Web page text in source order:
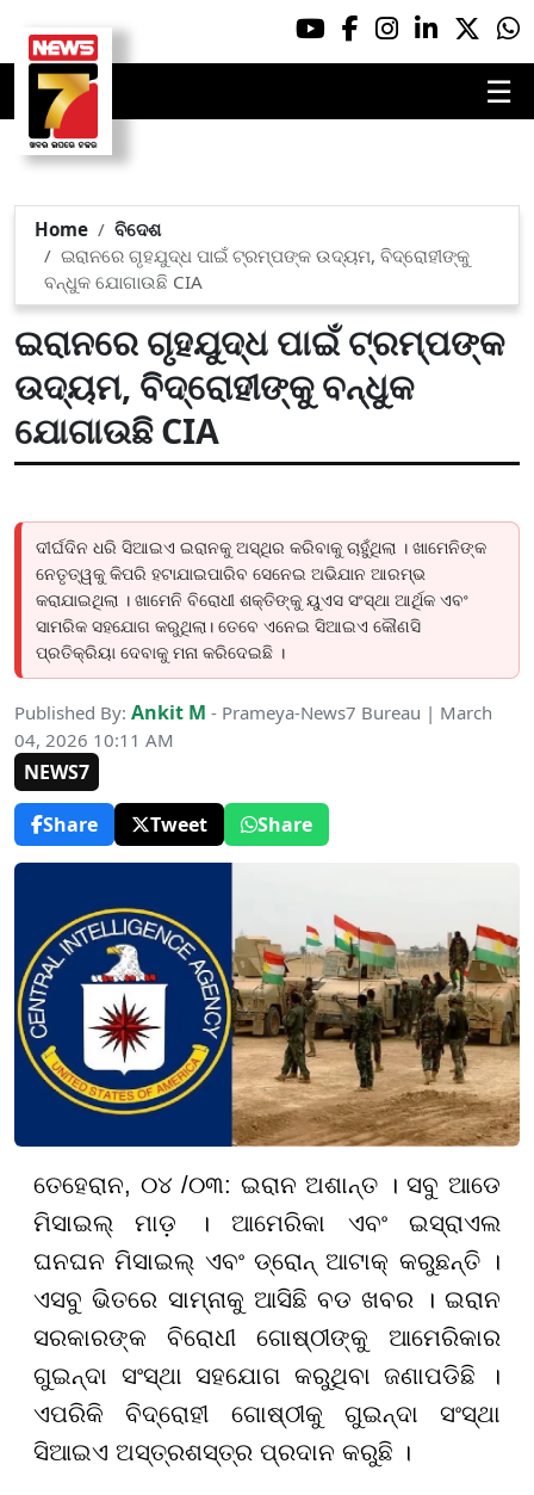
☰
Home
ବିଦେଶ
ଇରାନରେ ଗୃହଯୁଦ୍ଧ ପାଇଁ ଟ୍ରମ୍ପଙ୍କ ଉଦ୍ୟମ, ବିଦ୍ରୋହୀଙ୍କୁ
ବନ୍ଧୁକ ଯୋଗାଉଛି CIA
ଇରାନରେ ଗୃହଯୁଦ୍ଧ ପାଇଁ ଟ୍ରମ୍ପଙ୍କ
ଉଦ୍ୟମ, ବିଦ୍ରୋହୀଙ୍କୁ ବନ୍ଧୁକ
ଯୋଗାଉଛି CIA
ଦୀର୍ଘଦିନ ଧରି ସିଆଇଏ ଇରାନକୁ ଅସ୍ଥିର କରିବାକୁ ଚାହୁଁଥିଲା । ଖାମେନିଙ୍କ
ନେତୃତ୍ୱକୁ କିପରି ହଟାଯାଇପାରିବ ସେନେଇ ଅଭିଯାନ ଆରମ୍ଭ
କରାଯାଇଥିଲା । ଖାମେନି ବିରୋଧୀ ଶକ୍ତିଙ୍କୁ ୟୁଏସ ସଂସ୍ଥା ଆର୍ଥିକ ଏବଂ
ସାମରିକ ସହଯୋଗ କରୁଥିଲା। ତେବେ ଏନେଇ ସିଆଇଏ କୌଣସି
ପ୍ରତିକ୍ରିୟା ଦେବାକୁ ମନା କରିଦେଇଛି ।
Published By: Ankit M - Prameya-News7 Bureau | March
04, 2026 10:11 AM
NEWS7
Share
Tweet Share
ତେହେରାନ, ୦୪ /୦୩: ଇରାନ ଅଶାନ୍ତ । ସବୁ ଆଡେ
ମିସାଇଲ୍ ମାଡ଼ । ଆମେରିକା ଏବଂ ଇସ୍ରାଏଲ
ଘନଘନ ମିସାଇଲ୍ ଏବଂ ଡ୍ରୋନ୍ ଆଟାକ୍ କରୁଛନ୍ତି ।
ଏସବୁ ଭିତରେ ସାମ୍ନାକୁ ଆସିଛି ବଡ ଖବର । ଇରାନ
ସରକାରଙ୍କ ବିରୋଧୀ ଗୋଷ୍ଠୀଙ୍କୁ ଆମେରିକାର
ଗୁଇନ୍ଦା ସଂସ୍ଥା ସହଯୋଗ କରୁଥିବା ଜଣାପଡିଛି ।
ଏପରିକି ବିଦ୍ରୋହୀ ଗୋଷ୍ଠୀକୁ ଗୁଇନ୍ଦା ସଂସ୍ଥା
ସିଆଇଏ ଅସ୍ତ୍ରଶସ୍ତ୍ର ପ୍ରଦାନ କରୁଛି ।